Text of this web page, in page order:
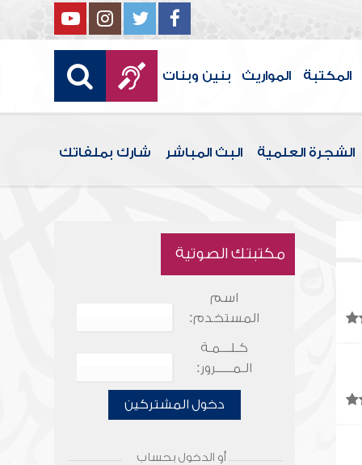
المكتبة المواريث بنين وبنات
الشجرة العلمية البث المباشر شارك بملفاتك
مكتبتك الصوتية
اسم
المستخدم:
كـلـــمـة
الـمـــــرور:
دخول المشتركين
أو الدخول بحساب